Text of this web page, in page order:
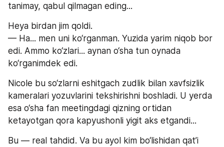
tanimay, qabul qilmagan eding...
Heya birdan jim qoldi.
— Ha... men uni ko‘rganman. Yuzida yarim niqob bor
edi. Ammo ko‘zlari... aynan o‘sha tun oynada
ko‘rganimdek edi.
Nicole bu so‘zlarni eshitgach zudlik bilan xavfsizlik
kameralari yozuvlarini tekshirishni boshladi. U yerda
esa o‘sha fan meetingdagi qizning ortidan
ketayotgan qora kapyushonli yigit aks etgandi...
Bu — real tahdid. Va bu ayol kim bo‘lishidan qat’i